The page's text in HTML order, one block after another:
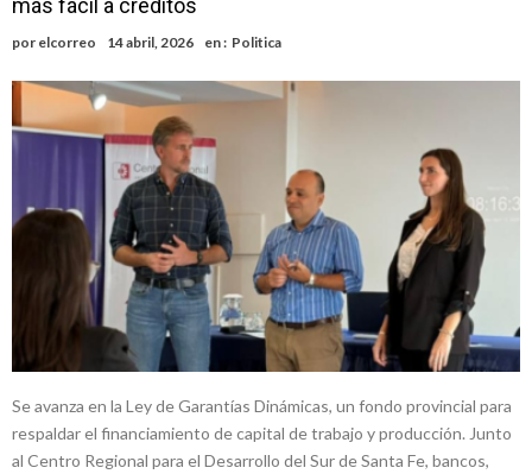
adultos mayores
Colecta solidaria de juguetes en Firmat para el EPI y el Hospital
Firmat: “Codo a codo” lanza una campaña de recolección de
golosinas para agasajar a los niños en su día
Vuelve el básquet: este viernes arranca el Clausura con agenda
confirmada y planteles renovados
más fácil a créditos
por elcorreo 14 abril, 2026 en : Politica
Se avanza en la Ley de Garantías Dinámicas, un fondo provincial para
respaldar el financiamiento de capital de trabajo y producción. Junto
al Centro Regional para el Desarrollo del Sur de Santa Fe, bancos,